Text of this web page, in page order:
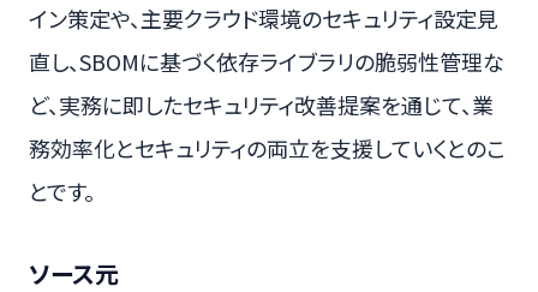
イン策定や、主要クラウド環境のセキュリティ設定見
直し、SBOMに基づく依存ライブラリの脆弱性管理な
ど、実務に即したセキュリティ改善提案を通じて、業
務効率化とセキュリティの両立を支援していくとのこ
とです。
ソース元